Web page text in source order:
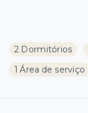
2 Dormitórios
1 Área de serviço